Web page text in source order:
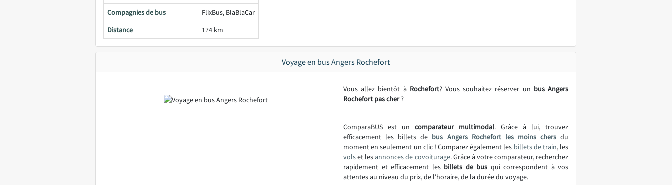
Compagnies de bus
FlixBus, BlaBlaCar
Distance
174 km
Voyage en bus Angers Rochefort
Vous allez bientôt à Rochefort? Vous souhaitez réserver un bus Angers
Rochefort pas cher?
ComparaBUS est un comparateur multimodal. Grâce à lui, trouvez
efficacement les billets de bus Angers Rochefort les moins chersdu
moment en seulement un clic ! Comparez également les billets de train, les
volset lesannonces de covoiturage. Grâce à votre comparateur, recherchez
rapidement et efficacement les billets de bus qui correspondent à vos
attentes au niveau du prix, de l'horaire, de la durée du voyage.